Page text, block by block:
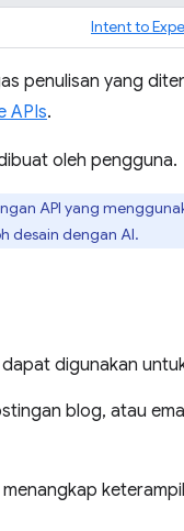
Intent to
penulisan yang
APIs.
oleh pengguna.
API yang
desain dengan AI.
digunakan
blog, atau